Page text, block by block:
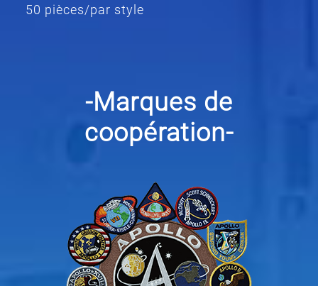
50 pièces/par style
-Marques de
coopération-